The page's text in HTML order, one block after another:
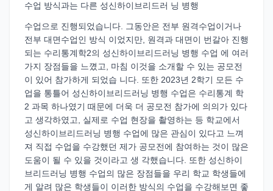
수업 방식과는 다른 성신하이브리드러 닝 병행
수업으로 진행되었습니다. 그동안은 전부 원격수업이거나
전부 대면수업인 방식 이었지만, 원격과 대면이 번갈아 진행
되는 수리통계학2의 성신하이브리드러닝 병행 수업 에 여러
가지 장점들을 느꼈고, 마침 이것을 소개할 수 있는 공모전
이 있어 참가하게 되었습 니다. 또한 2023년 2학기 모든 수
업을 통틀어 성신하이브리드러닝 병행 수업은 수리통계 학
2 과목 하나였기 때문에 더욱 더 공모전 참가에 의의가 있다
고 생각하였고, 실제로 수업 현장을 촬영하는 등 학교에서
성신하이브리드러닝 병행 수업에 많은 관심이 있다고 느껴
져 직접 수업을 수강했던 제가 공모전에 참여하는 것이 많은
도움이 될 수 있을 것이라고 생 각했습니다. 또한 성신하이
브리드러닝 병행 수업의 많은 장점들을 우리 학교 학생들에
게 알려 많은 학생들이 이러한 방식의 수업을 수강해보면 좋